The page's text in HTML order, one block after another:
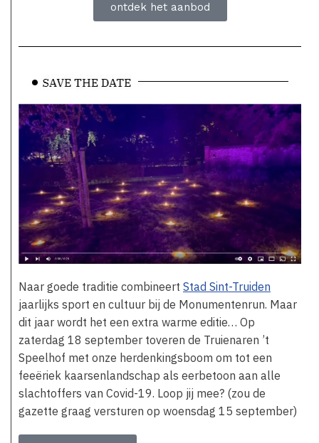
ontdek het aanbod
Naar goede traditie combineert Stad Sint-Truiden
jaarlijks sport en cultuur bij de Monumentenrun. Maar
dit jaar wordt het een extra warme editie… Op
zaterdag 18 september toveren de Truienaren ’t
Speelhof met onze herdenkingsboom om tot een
feeëriek kaarsenlandschap als eerbetoon aan alle
slachtoffers van Covid-19. Loop jij mee? (zou de
gazette graag versturen op woensdag 15 september)